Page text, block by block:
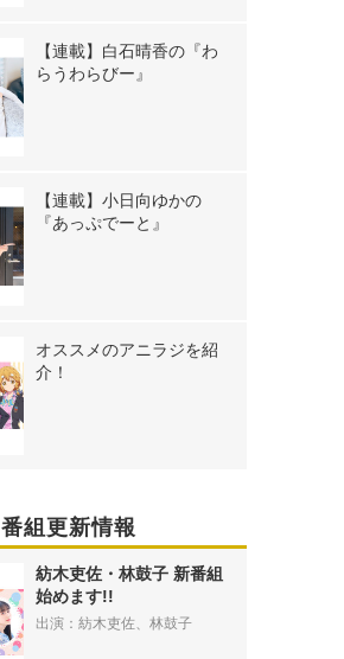
【連載】白石晴香の『わ
らうわらびー』
【連載】小日向ゆかの
『あっぷでーと』
オススメのアニラジを紹
介！
番組更新情報
紡木吏佐・林鼓子 新番組
始めます!!
出演：紡木吏佐、林鼓子